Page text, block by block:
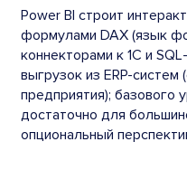
Power BI строит
формулами DAX (язык
коннекторами к 1С и
выгрузок из ERP-систем
предприятия); базового
достаточно для
опциональный